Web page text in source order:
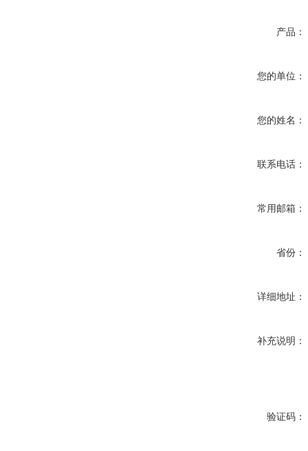
产品：
您的单位：
您的姓名：
联系电话：
常用邮箱：
省份：
详细地址：
补充说明：
验证码：